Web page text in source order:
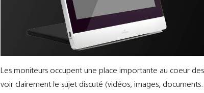
Les moniteurs occupent une place importante au coeur
voir clairement le sujet discuté (vidéos, images,